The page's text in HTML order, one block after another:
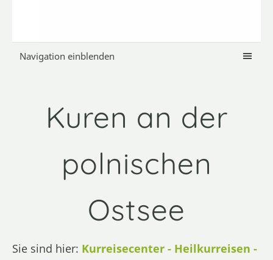
Navigation einblenden
Kuren an der
polnischen
Ostsee
Sie sind hier: Kurreisecenter - Heilkurreisen -